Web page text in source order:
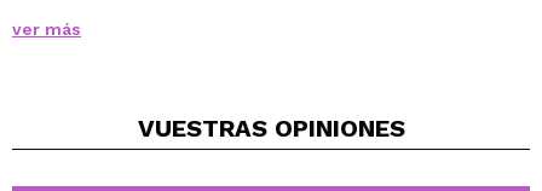
seis tecnologías clave para mejorar la salud y
cutáneas, este dispositivo multifuncional es el aliado
ver más
VUESTRAS OPINIONES